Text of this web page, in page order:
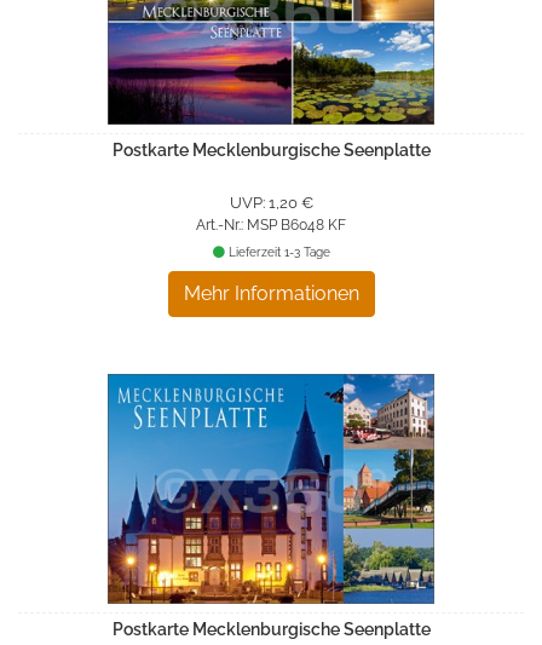
Postkarte Mecklenburgische Seenplatte
UVP: 1,20 €
Art.-Nr.: MSP B6048 KF
Mehr Informationen
Lieferzeit 1-3 Tage
Postkarte Mecklenburgische Seenplatte